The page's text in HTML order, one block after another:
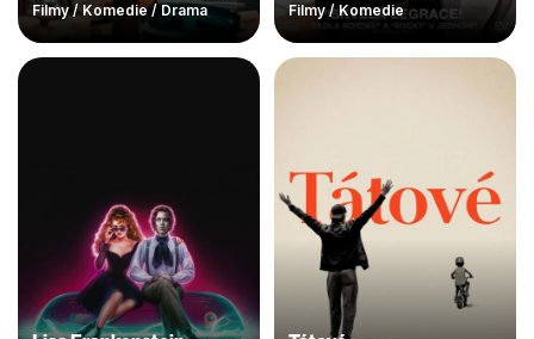
Filmy / Komedie / Drama
Filmy / Komedie